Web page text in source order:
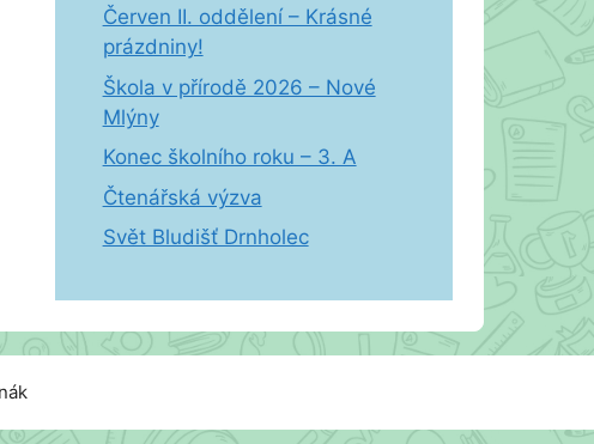
Červen II. oddělení – Krásné
prázdniny!
Škola v přírodě 2026 – Nové
Mlýny
Konec školního roku – 3. A
Čtenářská výzva
Svět Bludišť Drnholec